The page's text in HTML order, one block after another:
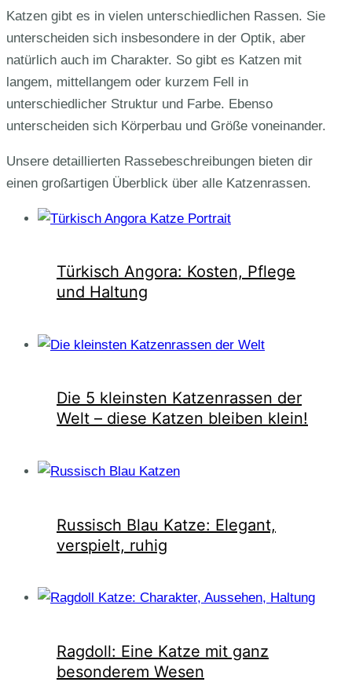
Katzen gibt es in vielen unterschiedlichen Rassen. Sie
unterscheiden sich insbesondere in der Optik, aber
natürlich auch im Charakter. So gibt es Katzen mit
langem, mittellangem oder kurzem Fell in
unterschiedlicher Struktur und Farbe. Ebenso
unterscheiden sich Körperbau und Größe voneinander.
Unsere detaillierten Rassebeschreibungen bieten dir
einen großartigen Überblick über alle Katzenrassen.
Türkisch Angora: Kosten, Pflege
und Haltung
Die 5 kleinsten Katzenrassen der
Welt – diese Katzen bleiben klein!
Russisch Blau Katze: Elegant,
verspielt, ruhig
Ragdoll: Eine Katze mit ganz
besonderem Wesen